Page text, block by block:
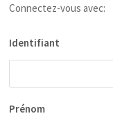
Connectez-vous avec:
Identifiant
Prénom